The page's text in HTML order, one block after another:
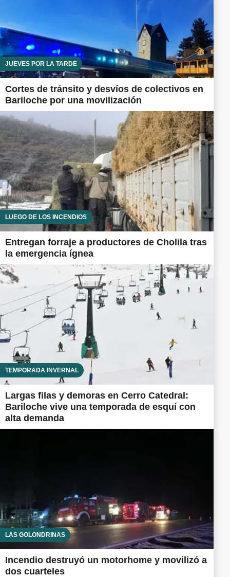
JUEVES POR LA TARDE
Cortes de tránsito y desvíos de colectivos en
Bariloche por una movilización
LUEGO DE LOS INCENDIOS
Entregan forraje a productores de Cholila tras
la emergencia ígnea
TEMPORADA INVERNAL
Largas filas y demoras en Cerro Catedral:
Bariloche vive una temporada de esquí con
alta demanda
LAS GOLONDRINAS
Incendio destruyó un motorhome y movilizó a
dos cuarteles